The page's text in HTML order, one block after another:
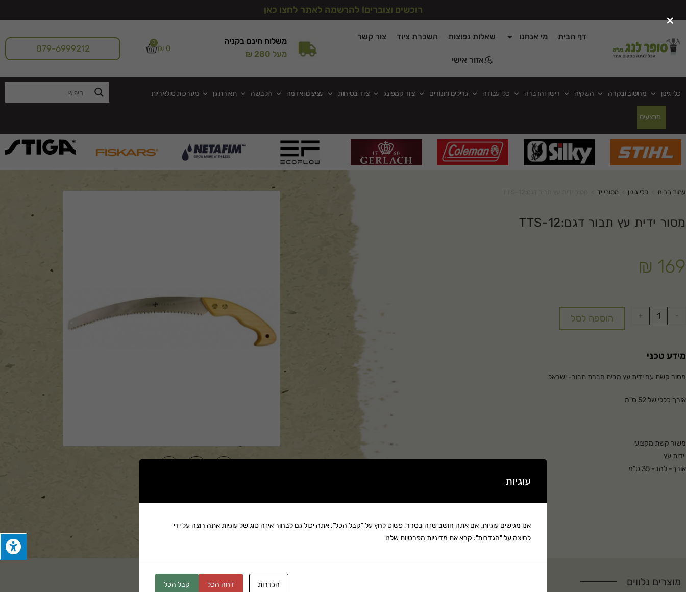
רוכשים וצוברים! להרשמה לאתר לחצו כאן
דף הבית מי אנחנו שאלות נפוצות השכרת ציוד צור קשר
אזור אישי
משלוח חינם בקניה
מעל 280 ₪
₪0
0
079-6999212
כלי גינון מחשוב ובקרה השקיה דישון והדברה כלי עבודה גרילים ותנורים ציוד קמפינג ציוד בטיחות עציצים ואדמה הלבשה תאורת גן מערכות סולאריות
מבצעים
עמוד הבית כלי גינון מסורי יד
מסור ידית עץ תבור דגם:TTS-12
₪ 169
-
+ הוספה לסל
מידע טכני
מסור קשת עם ידית עץ מבית חברת תבור- ישראל
אורך כללי של 52 ס"מ
משור קשת מקצועי
ידית עץ
אורך- להב- 35 ס"מ
שתף:
זמן אספקה:עד 8 ימי עסקים
מוצרים נלווים
×
עוגיות
אנו מגישים עוגיות. אם אתה חושב שזה בסדר, פשוט לחץ על "קבל הכל". אתה יכול גם לבחור איזה סוג של עוגיות אתה רוצה על ידי
לחיצה על "הגדרות". קרא את מדיניות הפרטיות שלנו
הגדרות דחה הכל קבל הכל